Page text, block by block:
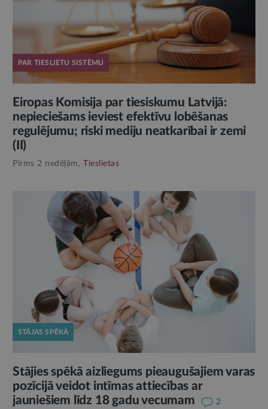
PAR TIESLIETU SISTĒMU
Eiropas Komisija par tiesiskumu Latvijā:
nepieciešams ieviest efektīvu lobēšanas
regulējumu; riski mediju neatkarībai ir zemi
(II)
Pirms 2 nedēļām, Tieslietas
STĀJAS SPĒKĀ
Stājies spēkā aizliegums pieaugušajiem varas
pozīcijā veidot intīmas attiecības ar
jauniešiem līdz 18 gadu vecumam
2